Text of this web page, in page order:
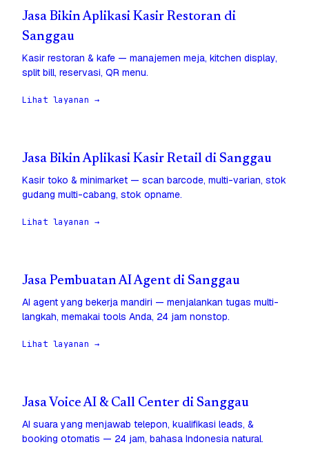
Jasa Bikin Aplikasi Kasir Restoran di
Sanggau
Kasir restoran & kafe — manajemen meja, kitchen display,
split bill, reservasi, QR menu.
Lihat layanan →
Jasa Bikin Aplikasi Kasir Retail di Sanggau
Kasir toko & minimarket — scan barcode, multi-varian, stok
gudang multi-cabang, stok opname.
Lihat layanan →
Jasa Pembuatan AI Agent di Sanggau
AI agent yang bekerja mandiri — menjalankan tugas multi-
langkah, memakai tools Anda, 24 jam nonstop.
Lihat layanan →
Jasa Voice AI & Call Center di Sanggau
AI suara yang menjawab telepon, kualifikasi leads, &
booking otomatis — 24 jam, bahasa Indonesia natural.